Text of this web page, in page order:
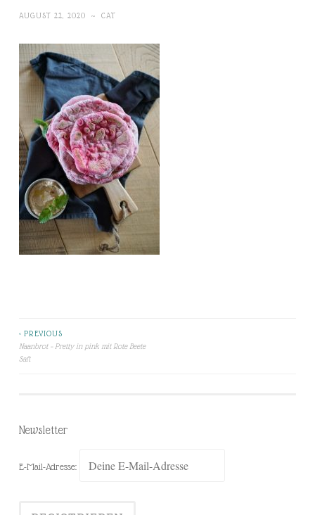
AUGUST 22, 2020 ~ CAT
Beitragsnavigation
< PREVIOUS
Naanbrot – Pretty in pink mit Rote Beete
Saft
Newsletter
E-Mail-Adresse: